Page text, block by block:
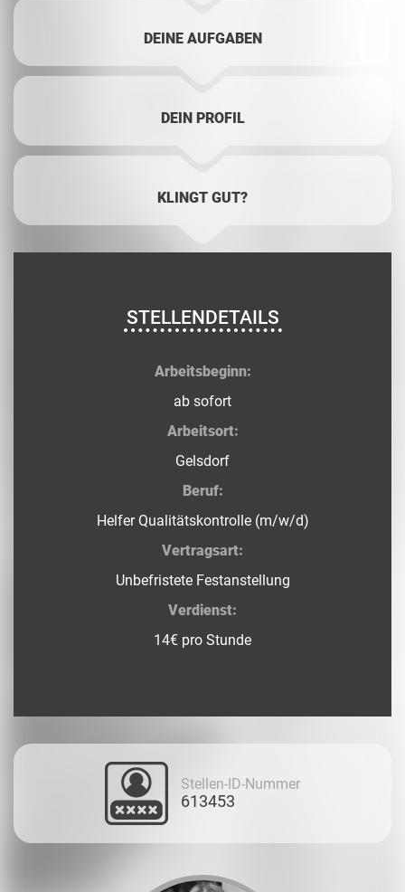
DEINE AUFGABEN
DEIN PROFIL
KLINGT GUT?
STELLENDETAILS
Arbeitsbeginn:
ab sofort
Arbeitsort:
Gelsdorf
Beruf:
Helfer Qualitätskontrolle (m/w/d)
Vertragsart:
Unbefristete Festanstellung
Verdienst:
14€ pro Stunde
Stellen-ID-Nummer
613453